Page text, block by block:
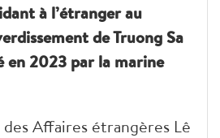
à l’étranger au
de Truong Sa
en 2023 par la marine
Affaires étrangères Lê